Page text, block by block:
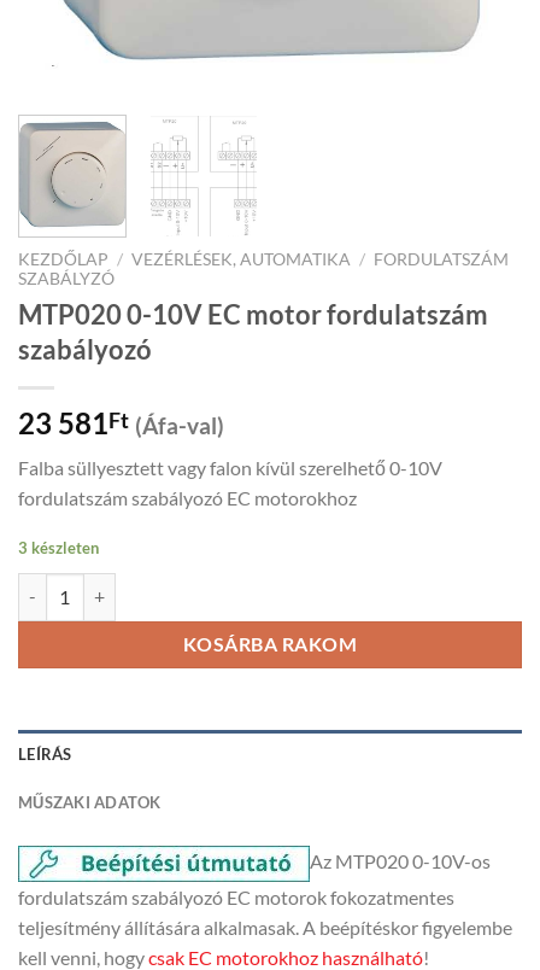
KEZDŐLAP / VEZÉRLÉSEK, AUTOMATIKA / FORDULATSZÁM
SZABÁLYZÓ
MTP020 0-10V EC motor fordulatszám
szabályozó
23 581Ft (Áfa-val)
Falba süllyesztett vagy falon kívül szerelhető 0-10V
fordulatszám szabályozó EC motorokhoz
3 készleten
KOSÁRBA RAKOM
LEÍRÁS
MŰSZAKI ADATOK
Az MTP020 0-10V-os
fordulatszám szabályozó EC motorok fokozatmentes
teljesítmény állítására alkalmasak. A beépítéskor figyelembe
kell venni, hogycsak EC motorokhoz használható!